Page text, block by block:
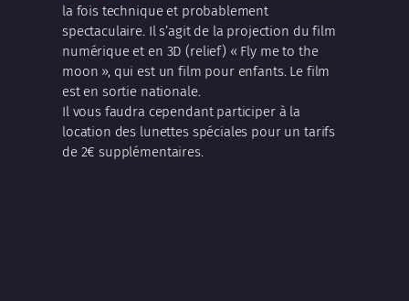
la fois technique et probablement
spectaculaire. Il s’agit de la projection du film
numérique et en 3D (relief) « Fly me to the
moon », qui est un film pour enfants. Le film
est en sortie nationale.
Il vous faudra cependant participer à la
location des lunettes spéciales pour un tarifs
de 2€ supplémentaires.